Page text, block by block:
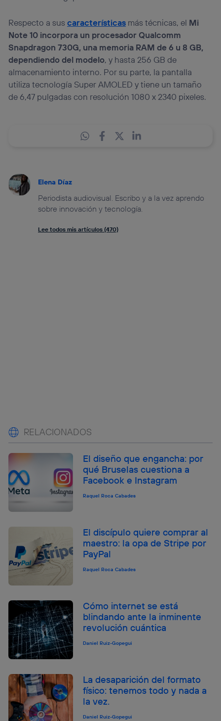
Respecto a suscaracterísticas más técnicas, el Mi
Note 10 incorpora un procesador Qualcomm
Snapdragon 730G, una memoria RAM de 6 u 8 GB,
dependiendo del modelo, y hasta 256 GB de
almacenamiento interno. Por su parte, la pantalla
utiliza tecnología Super AMOLED y tiene un tamaño
de 6,47 pulgadas con resolución 1080 x 2340 pixeles.
Elena Díaz
Periodista audiovisual. Escribo y a la vez aprendo
sobre innovación y tecnología.
Lee todos mis artículos (470)
RELACIONADOS
El diseño que engancha: por
qué Bruselas cuestiona a
Facebook e Instagram
Raquel Roca Cabades
El discípulo quiere comprar al
maestro: la opa de Stripe por
PayPal
Raquel Roca Cabades
Cómo internet se está
blindando ante la inminente
revolución cuántica
Daniel Ruiz-Gopegui
La desaparición del formato
físico: tenemos todo y nada a
la vez.
Daniel Ruiz-Gopegui